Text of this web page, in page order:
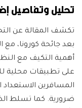
تحليل وتفاصيل
تكشف المقالة عن
بعد جائحة كورونا، مع
أهمية التكيف مع
على تطبيقات محلية
المسافرين
ضرورية. كما تسلط